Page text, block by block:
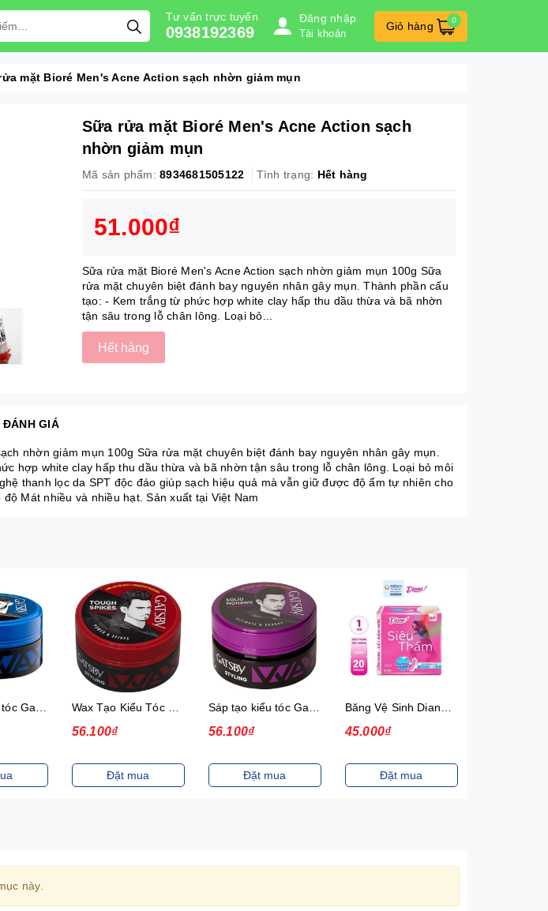
Tư vấn trực tuyến
0938192369
Đăng nhập
Tài khoản
Giỏ hàng 0
mặt Bioré Men's Acne Action sạch nhờn giảm mụn
Sữa rửa mặt Bioré Men's Acne Action sạch
nhờn giảm mụn
Mã sản phẩm: 8934681505122 Tình trạng: Hết hàng
51.000₫
Sữa rửa mặt Bioré Men's Acne Action sạch nhờn giảm mụn 100g Sữa
rửa mặt chuyên biệt đánh bay nguyên nhân gây mụn. Thành phần cấu
tạo: - Kem trắng từ phức hợp white clay hấp thu dầu thừa và bã nhờn
tận sâu trong lỗ chân lông. Loại bỏ...
Hết hàng
ĐÁNH GIÁ
nhờn giảm mụn 100g Sữa rửa mặt chuyên biệt đánh bay nguyên nhân gây mụn.
hợp white clay hấp thu dầu thừa và bã nhờn tận sâu trong lỗ chân lông. Loại bỏ môi
thanh lọc da SPT độc đáo giúp sạch hiệu quả mà vẫn giữ được độ ẩm tự nhiên cho
Mát nhiều và nhiều hạt. Sản xuất tại Việt Nam
56.100₫
Đặt mua
56.100₫
Đặt mua
45.000₫
Đặt mua
này.